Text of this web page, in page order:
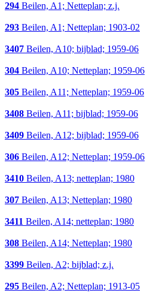
294 Beilen, A1; Netteplan; z.j.
293 Beilen, A1; Netteplan; 1903-02
3407 Beilen, A10; bijblad; 1959-06
304 Beilen, A10; Netteplan; 1959-06
305 Beilen, A11; Netteplan; 1959-06
3408 Beilen, A11; bijblad; 1959-06
3409 Beilen, A12; bijblad; 1959-06
306 Beilen, A12; Netteplan; 1959-06
3410 Beilen, A13; netteplan; 1980
307 Beilen, A13; Netteplan; 1980
3411 Beilen, A14; netteplan; 1980
308 Beilen, A14; Netteplan; 1980
3399 Beilen, A2; bijblad; z.j.
295 Beilen, A2; Netteplan; 1913-05